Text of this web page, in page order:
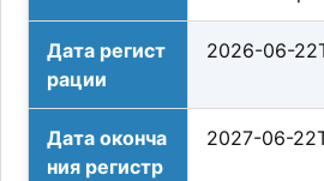
Дата регист
рации
2026-06-
Дата оконча
ния регистр
2027-06-